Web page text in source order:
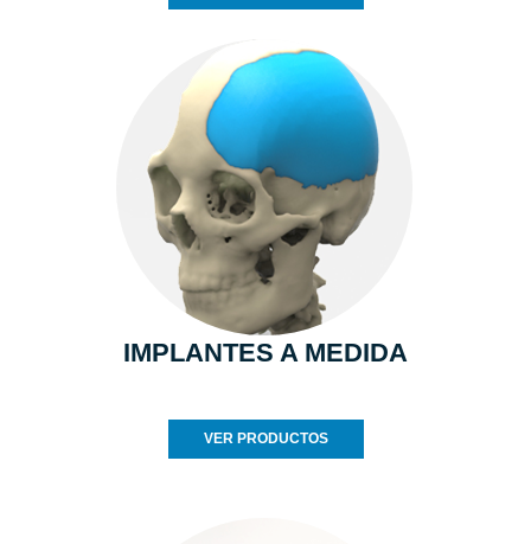
IMPLANTES A MEDIDA
VER PRODUCTOS